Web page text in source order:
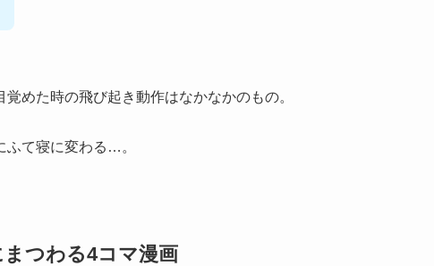
めた時の飛び起き動作はなかなかのもの。
ふて寝に変わる…。
つわる4コマ漫画